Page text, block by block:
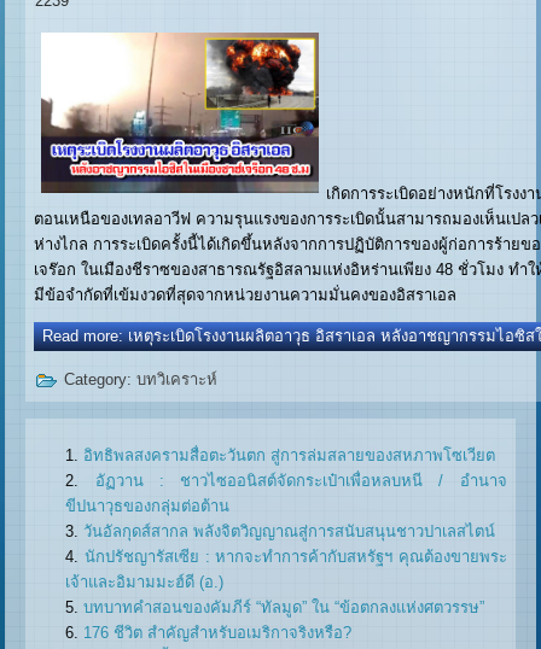
เกิดการระเบิดอย่างหนักที่โรงง
ตอนเหนือของเทลอาวีฟ ความรุนแรงของการระเบิดนั้นสามารถมองเห็นเป
ห่างไกล การระเบิดครั้งนี้ได้เกิดขึ้นหลังจากการปฏิบัติการของผู้ก่อการร้าย
เจร๊อก ในเมืองชีราซของสาธารณรัฐอิสลามแห่งอิหร่านเพียง 48 ชั่วโมง ทำ
มีข้อจำกัดที่เข้มงวดที่สุดจากหน่วยงานความมั่นคงของอิสราเอล
Read more: เหตุระเบิดโรงงานผลิตอาวุธ อิสราเอล หลังอาชญากรรมไอซิ
Category:บทวิเคราะห์
อิทธิพลสงครามสื่อตะวันตก สู่การล่มสลายของสหภาพโซเวียต
อัฏวาน : ชาวไซออนิสต์จัดกระเป๋าเพื่อหลบหนี / อำนาจ
ขีปนาวุธของกลุ่มต่อต้าน
วันอัลกุดส์สากล พลังจิตวิญญาณสู่การสนับสนุนชาวปาเลสไตน์
นักปรัชญารัสเซีย : หากจะทำการค้ากับสหรัฐฯ คุณต้องขายพระ
เจ้าและอิมามมะฮ์ดี (อ.)
บทบาทคำสอนของคัมภีร์ “ทัลมูด” ใน “ข้อตกลงแห่งศตวรรษ”
176 ชีวิต สำคัญสำหรับอเมริกาจริงหรือ?